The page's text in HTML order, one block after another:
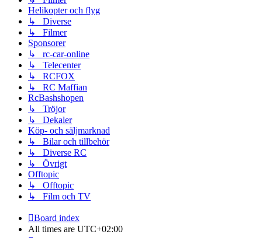
Helikopter och flyg
↳ Diverse
↳ Filmer
Sponsorer
↳ rc-car-online
↳ Telecenter
↳ RCFOX
↳ RC Maffian
RcBashshopen
↳ Tröjor
↳ Dekaler
Köp- och säljmarknad
↳ Bilar och tillbehör
↳ Diverse RC
↳ Övrigt
Offtopic
↳ Offtopic
↳ Film och TV
Board index
All times are UTC+02:00